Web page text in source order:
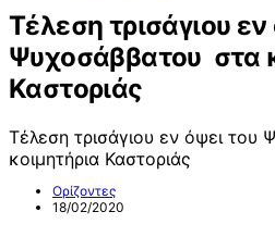
Τέλεση τρισάγιου εν
Ψυχοσάββατου στα
Καστοριάς
Τέλεση τρισάγιου εν όψει
κοιμητήρια Καστοριάς
Ορίζοντες
18/02/2020